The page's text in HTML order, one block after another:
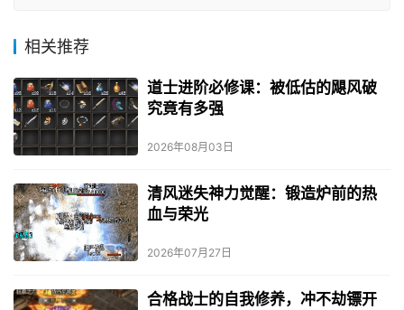
相关推荐
道士进阶必修课：被低估的飓风破
究竟有多强
2026年08月03日
清风迷失神力觉醒：锻造炉前的热
血与荣光
2026年07月27日
合格战士的自我修养，冲不劫镖开